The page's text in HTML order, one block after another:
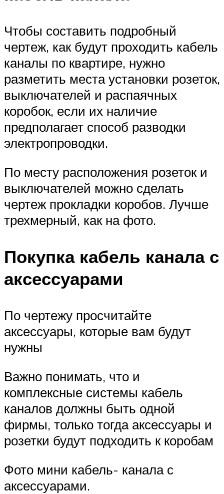
Чтобы составить подробный
чертеж, как будут проходить кабель
каналы по квартире, нужно
разметить места установки розеток,
выключателей и распаячных
коробок, если их наличие
предполагает способ разводки
электропроводки.
По месту расположения розеток и
выключателей можно сделать
чертеж прокладки коробов. Лучше
трехмерный, как на фото.
Покупка кабель канала с
аксессуарами
По чертежу просчитайте
аксессуары, которые вам будут
нужны
Важно понимать, что и
комплексные системы кабель
каналов должны быть одной
фирмы, только тогда аксессуары и
розетки будут подходить к коробам
Фото мини кабель- канала с
аксессуарами.